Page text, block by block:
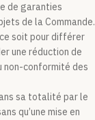
de garanties
de la Commande.
soit pour différer
une réduction de
non-conformité des
sa totalité par le
qu’une mise en